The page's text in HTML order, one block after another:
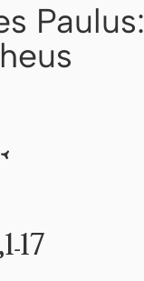
Paulus:
.
1-17